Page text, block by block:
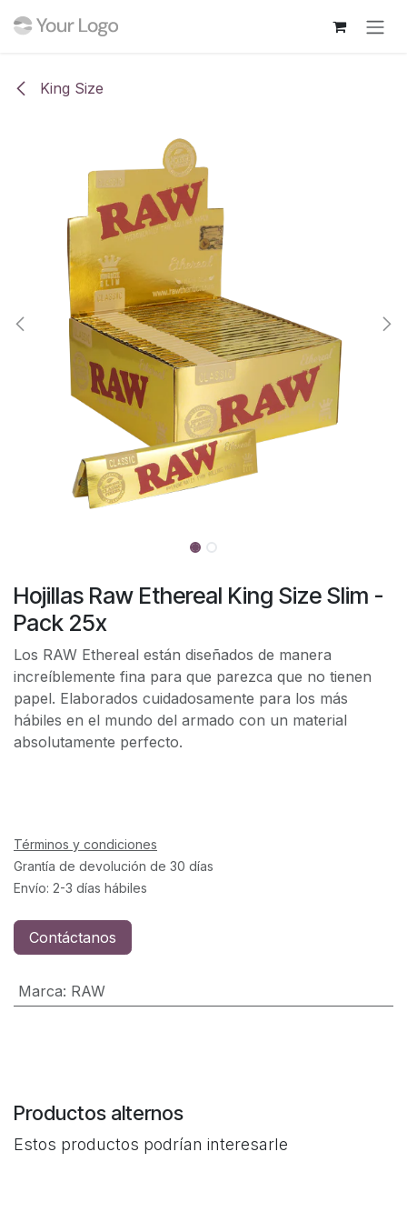
King Size
Hojillas Raw Ethereal King Size Slim -
Pack 25x
Los RAW Ethereal están diseñados de manera
increíblemente fina para que parezca que no tienen
papel. Elaborados cuidadosamente para los más
hábiles en el mundo del armado con un material
absolutamente perfecto.
Términos y condiciones
Grantía de devolución de 30 días
Envío: 2-3 días hábiles
Contáctanos
Marca: RAW
Productos alternos
Estos productos podrían interesarle